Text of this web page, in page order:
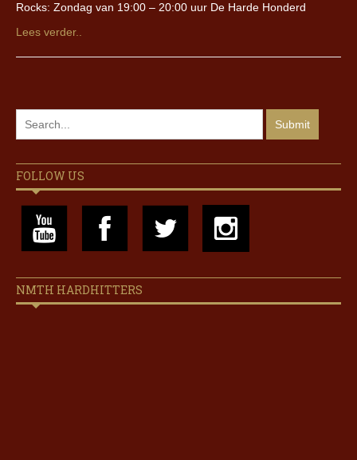
Rocks: Zondag van 19:00 – 20:00 uur De Harde Honderd
Lees verder..
FOLLOW US
NMTH HARDHITTERS